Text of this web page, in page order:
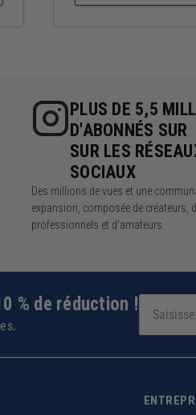
PLUS DE 5,5
D'ABONNÉS SUR
SUR LES
SOCIAUX
Des millions de vues et une
expansion, composée de créateurs,
professionnels et d'amateurs.
% de réduction !